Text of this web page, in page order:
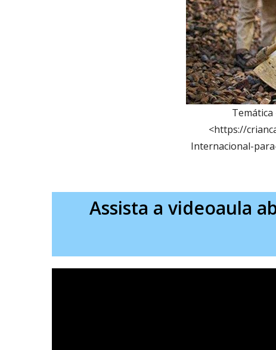
<https://
Internacional-
Assista a videoaula